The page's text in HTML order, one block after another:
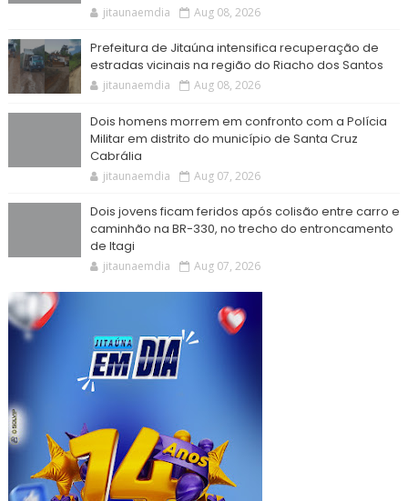
jitaunaemdia Aug 08, 2026
Prefeitura de Jitaúna intensifica recuperação de
estradas vicinais na região do Riacho dos Santos
jitaunaemdia Aug 08, 2026
Dois homens morrem em confronto com a Polícia
Militar em distrito do município de Santa Cruz
Cabrália
jitaunaemdia Aug 07, 2026
Dois jovens ficam feridos após colisão entre carro e
caminhão na BR-330, no trecho do entroncamento
de Itagi
jitaunaemdia Aug 07, 2026